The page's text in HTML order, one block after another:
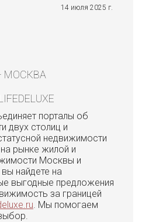
14 июля 2025 г.
МОСКВА
порталы об
двух столиц и
недвижимости
рынке жилой и
Москвы и
найдете на
выгодные предложения
за границей
. Мы помогаем